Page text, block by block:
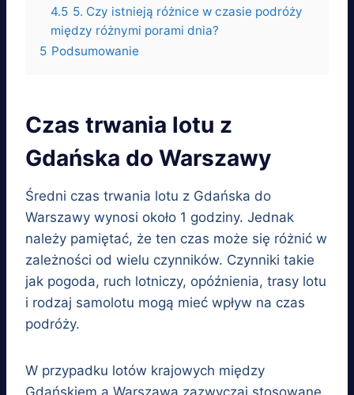
4.5 5. Czy istnieją różnice w czasie podróży
między różnymi porami dnia?
5 Podsumowanie
Czas trwania lotu z
Gdańska do Warszawy
Średni czas trwania lotu z Gdańska do
Warszawy wynosi około 1 godziny. Jednak
należy pamiętać, że ten czas może się różnić w
zależności od wielu czynników. Czynniki takie
jak pogoda, ruch lotniczy, opóźnienia, trasy lotu
i rodzaj samolotu mogą mieć wpływ na czas
podróży.
W przypadku lotów krajowych między